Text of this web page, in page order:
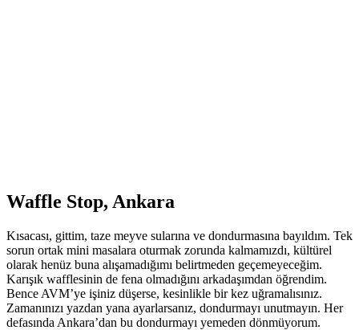
Waffle Stop, Ankara
Kısacası, gittim, taze meyve sularına ve dondurmasına bayıldım. Tek
sorun ortak mini masalara oturmak zorunda kalmamızdı, kültürel
olarak henüz buna alışamadığımı belirtmeden geçemeyeceğim.
Karışık wafflesinin de fena olmadığını arkadaşımdan öğrendim.
Bence AVM’ye işiniz düşerse, kesinlikle bir kez uğramalısınız.
Zamanınızı yazdan yana ayarlarsanız, dondurmayı unutmayın. Her
defasında Ankara’dan bu dondurmayı yemeden dönmüyorum.